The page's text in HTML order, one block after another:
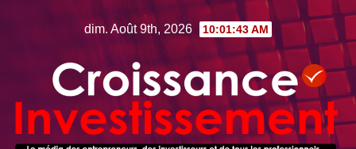
dim. Août 9th, 2026 10:01:44 AM